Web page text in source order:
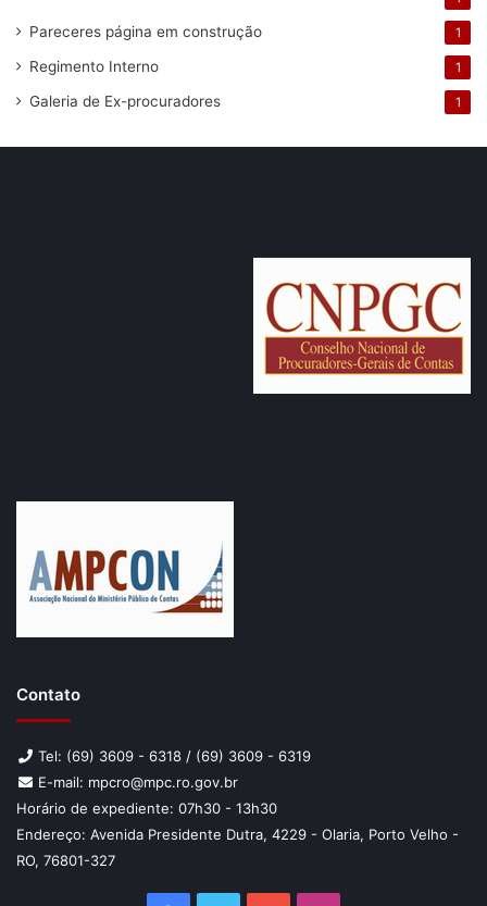
Pareceres página em construção 1
Regimento Interno 1
Galeria de Ex-procuradores 1
Contato
Tel: (69) 3609 - 6318 / (69) 3609 - 6319
E-mail: mpcro@mpc.ro.gov.br
Horário de expediente: 07h30 - 13h30
Endereço: Avenida Presidente Dutra, 4229 - Olaria, Porto Velho -
RO, 76801-327